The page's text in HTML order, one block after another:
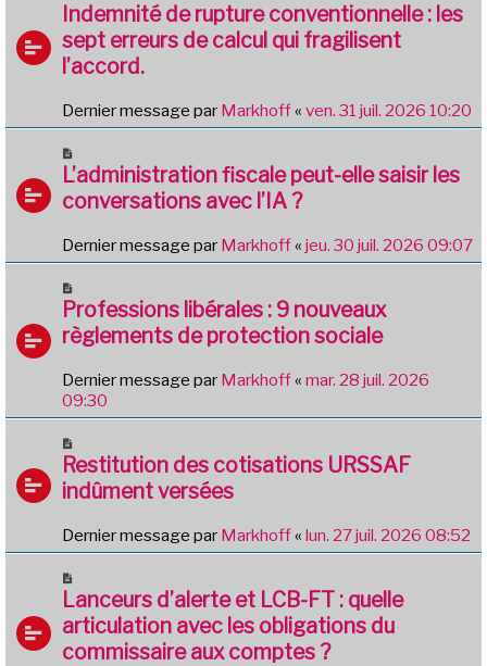
Indemnité de rupture conventionnelle : les
sept erreurs de calcul qui fragilisent
l’accord.
Dernier message par Markhoff« ven. 31 juil. 2026 10:20
L’administration fiscale peut-elle saisir les
conversations avec l’IA ?
Dernier message par Markhoff« jeu. 30 juil. 2026 09:07
Professions libérales : 9 nouveaux
règlements de protection sociale
Dernier message par Markhoff« mar. 28 juil. 2026
09:30
Restitution des cotisations URSSAF
indûment versées
Dernier message par Markhoff« lun. 27 juil. 2026 08:52
Lanceurs d’alerte et LCB-FT : quelle
articulation avec les obligations du
commissaire aux comptes ?